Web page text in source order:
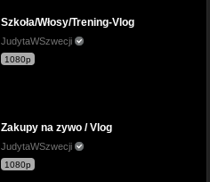
Szkoła/Włosy/Trening-Vlog
JudytaWSzwecji
1080p
Zakupy na zywo / Vlog
JudytaWSzwecji
1080p